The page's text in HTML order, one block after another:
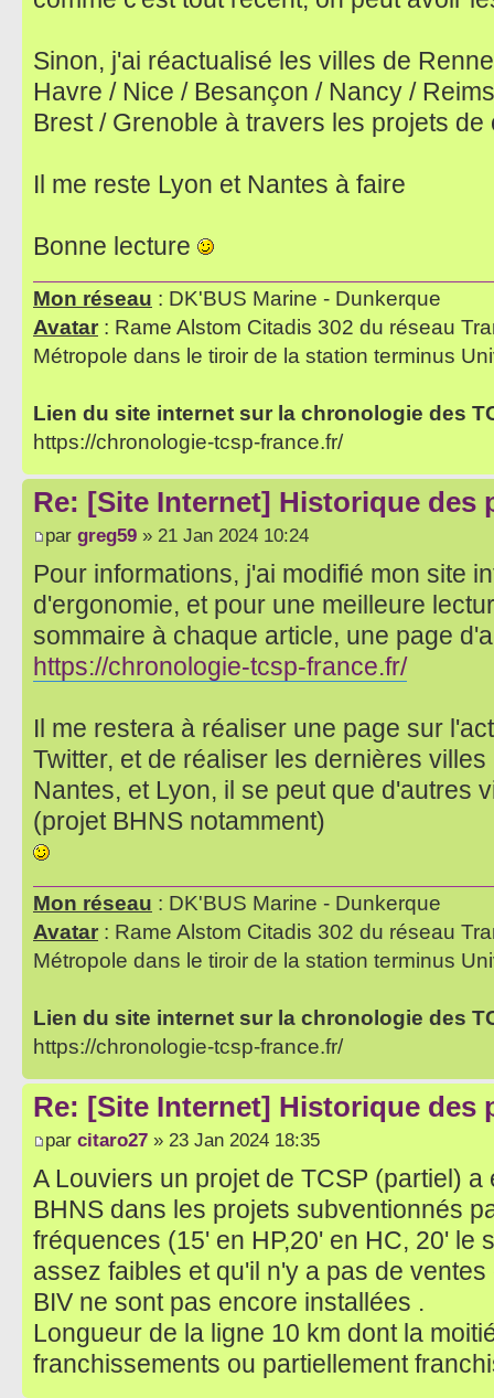
Sinon, j'ai réactualisé les villes de
Havre / Nice / Besançon / Nancy /
Brest / Grenoble à travers les projets de
Il me reste Lyon et Nantes à faire
Bonne lecture
Mon réseau : DK'BUS Marine - Dunkerque
Avatar : Rame Alstom Citadis 302 du réseau
Métropole dans le tiroir de la station terminus
Lien du site internet sur la chronologie des
https://chronologie-tcsp-france.fr/
Re: [Site Internet] Historique des
par greg59 » 21 Jan 2024 10:24
Pour informations, j'ai modifié mon site
d'ergonomie, et pour une meilleure
sommaire à chaque article, une page
https://chronologie-tcsp-france.fr/
Il me restera à réaliser une page sur
Twitter, et de réaliser les dernières
Nantes, et Lyon, il se peut que d'autres
(projet BHNS notamment)
Mon réseau : DK'BUS Marine - Dunkerque
Avatar : Rame Alstom Citadis 302 du réseau
Métropole dans le tiroir de la station terminus
Lien du site internet sur la chronologie des
https://chronologie-tcsp-france.fr/
Re: [Site Internet] Historique des
par citaro27 » 23 Jan 2024 18:35
A Louviers un projet de TCSP (partiel)
BHNS dans les projets subventionnés
fréquences (15' en HP,20' en HC, 20' le
assez faibles et qu'il n'y a pas de
BIV ne sont pas encore installées .
Longueur de la ligne 10 km dont la
franchissements ou partiellement